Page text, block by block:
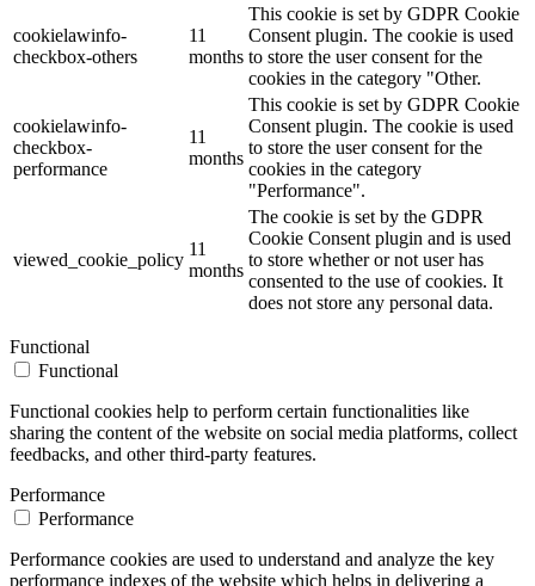
cookielawinfo-
checkbox-others
11
months
This cookie is set by GDPR Cookie
Consent plugin. The cookie is used
to store the user consent for the
cookies in the category "Other.
cookielawinfo-
checkbox-
performance
11
months
This cookie is set by GDPR Cookie
Consent plugin. The cookie is used
to store the user consent for the
cookies in the category
"Performance".
viewed_cookie_policy
11
months
The cookie is set by the GDPR
Cookie Consent plugin and is used
to store whether or not user has
consented to the use of cookies. It
does not store any personal data.
Functional
Functional
Functional cookies help to perform certain functionalities like
sharing the content of the website on social media platforms, collect
feedbacks, and other third-party features.
Performance
Performance
Performance cookies are used to understand and analyze the key
performance indexes of the website which helps in delivering a